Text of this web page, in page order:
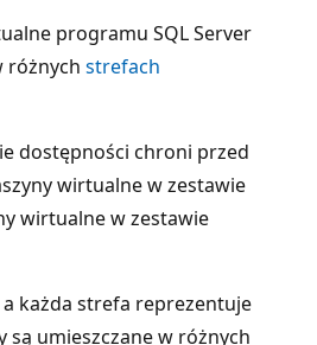
programu SQL Server
różnych strefach
dostępności chroni przed
wirtualne w zestawie
wirtualne w zestawie
każda strefa reprezentuje
umieszczane w różnych